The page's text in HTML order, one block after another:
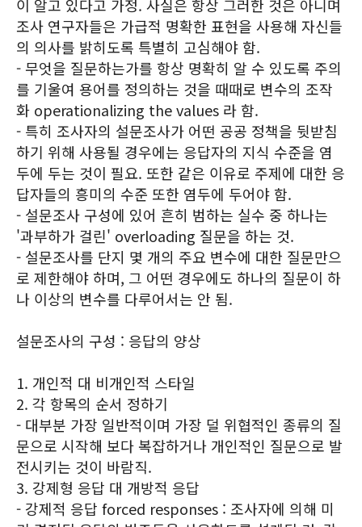
이 알고 있다고 가정. 사실은 항상 그러한 것은 아니며
조사 연구자들은 가급적 명확한 표현을 사용해 자신들
의 의사를 밝히도록 특별히 고심해야 함.
- 무엇을 질문하는가를 항상 명확히 알 수 있도록 주의
를 기울여 용어를 정의하는 것을 때때로 변수의 조작
화 operationalizing the values 라 함.
- 특히 조사자의 설문조사가 어떤 공공 정책을 뒷받침
하기 위해 사용될 경우에는 응답자의 지식 수준을 염
두에 두는 것이 필요. 또한 같은 이유로 주제에 대한 응
답자들의 흥미의 수준 또한 염두에 두어야 함.
- 설문조사 구성에 있어 흔히 범하는 실수 중 하나는
'과부하가 걸린' overloading 질문을 하는 것.
- 설문조사를 단지 몇 개의 주요 변수에 대한 질문만으
로 제한해야 하며, 그 어떤 경우에도 하나의 질문이 하
나 이상의 변수를 다루어서는 안 됨.
설문조사의 구성 : 응답의 양상
1. 개인적 대 비개인적 스타일
2. 각 항목의 순서 정하기
- 대부분 가장 일반적이며 가장 덜 위협적인 종류의 질
문으로 시작해 보다 복잡하거나 개인적인 질문으로 발
전시키는 것이 바람직.
3. 강제형 응답 대 개방적 응답
- 강제적 응답 forced responses : 조사자에 의해 미